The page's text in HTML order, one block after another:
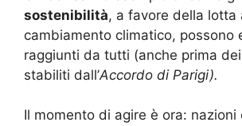
sostenibilità, a favore della lotta
cambiamento climatico, possono
raggiunti da tutti (anche prima
stabiliti dall’Accordo di Parigi).
Il momento di agire è ora: nazioni